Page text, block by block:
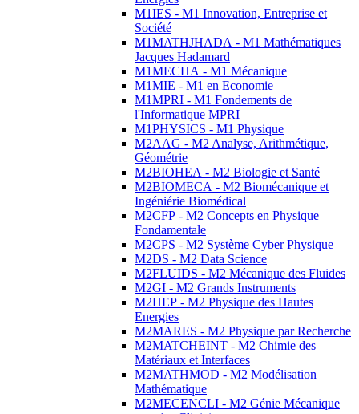
M1IES - M1 Innovation, Entreprise et
Société
M1MATHJHADA - M1 Mathématiques
Jacques Hadamard
M1MECHA - M1 Mécanique
M1MIE - M1 en Economie
M1MPRI - M1 Fondements de
l'Informatique MPRI
M1PHYSICS - M1 Physique
M2AAG - M2 Analyse, Arithmétique,
Géométrie
M2BIOHEA - M2 Biologie et Santé
M2BIOMECA - M2 Biomécanique et
Ingéniérie Biomédical
M2CFP - M2 Concepts en Physique
Fondamentale
M2CPS - M2 Système Cyber Physique
M2DS - M2 Data Science
M2FLUIDS - M2 Mécanique des Fluides
M2GI - M2 Grands Instruments
M2HEP - M2 Physique des Hautes
Energies
M2MARES - M2 Physique par Recherche
M2MATCHEINT - M2 Chimie des
Matériaux et Interfaces
M2MATHMOD - M2 Modélisation
Mathématique
M2MECENCLI - M2 Génie Mécanique